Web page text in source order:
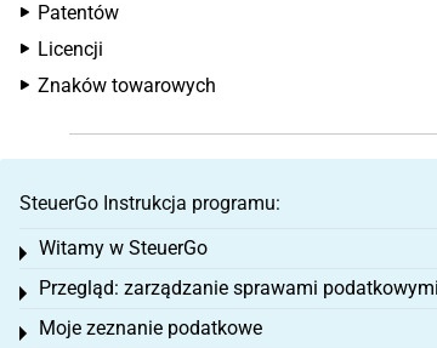
Patentów
Licencji
Znaków towarowych
SteuerGo Instrukcja programu:
Witamy w SteuerGo
Toggle menu
Przegląd: zarządzanie sprawami podatkowymi
Toggle menu
Moje zeznanie podatkowe
Toggle menu